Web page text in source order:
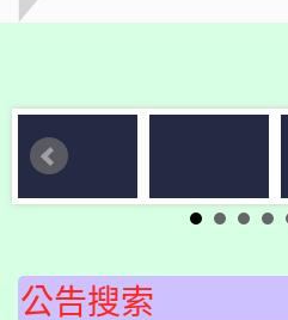
公告搜索